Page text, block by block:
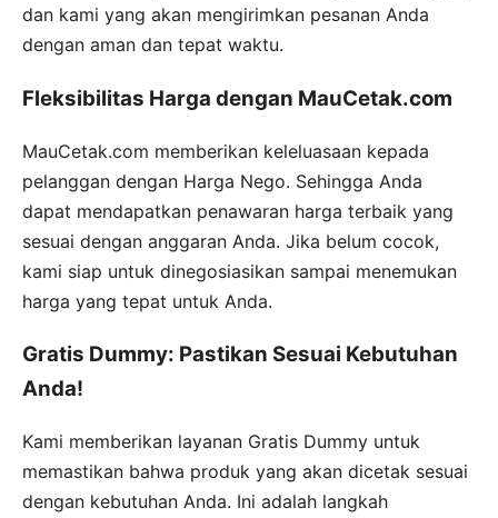
dan kami yang akan mengirimkan pesanan Anda
dengan aman dan tepat waktu.
Fleksibilitas Harga dengan MauCetak.com
MauCetak.com memberikan keleluasaan kepada
pelanggan dengan Harga Nego. Sehingga Anda
dapat mendapatkan penawaran harga terbaik yang
sesuai dengan anggaran Anda. Jika belum cocok,
kami siap untuk dinegosiasikan sampai menemukan
harga yang tepat untuk Anda.
Gratis Dummy: Pastikan Sesuai Kebutuhan
Anda!
Kami memberikan layanan Gratis Dummy untuk
memastikan bahwa produk yang akan dicetak sesuai
dengan kebutuhan Anda. Ini adalah langkah